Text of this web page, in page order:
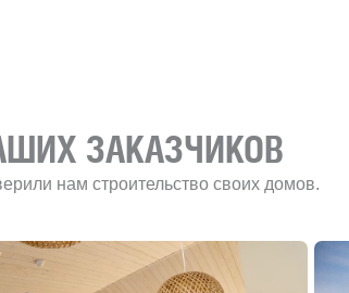
ЗАКАЗЧИКОВ
нам строительство своих домов.